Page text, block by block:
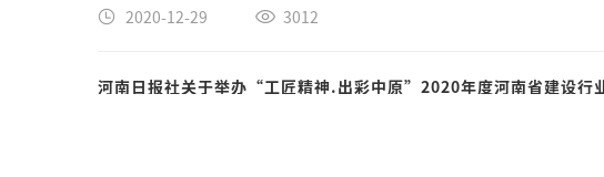
2020-12-29 3012
河南日报社关于举办“工匠精神.出彩中原”2020年度河南省建设行